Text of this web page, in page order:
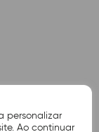
personalizar
Ao continuar